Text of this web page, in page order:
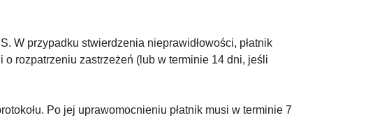
W przypadku stwierdzenia nieprawidłowości, płatnik
rozpatrzeniu zastrzeżeń (lub w terminie 14 dni, jeśli
Po jej uprawomocnieniu płatnik musi w terminie 7